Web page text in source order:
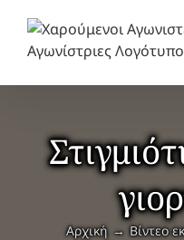
περιεχόμενο
Αρχική Βίντεο